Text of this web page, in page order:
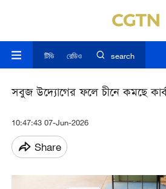
টিভি রেডিও search
সবুজ উদ্যোগের ফলে চীনে কমছে
10:47:43 07-Jun-2026
Share